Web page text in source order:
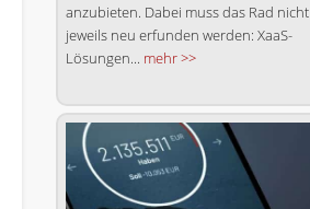
anzubieten. Dabei muss das Rad nicht
jeweils neu erfunden werden: XaaS-
Lösungen... mehr >>